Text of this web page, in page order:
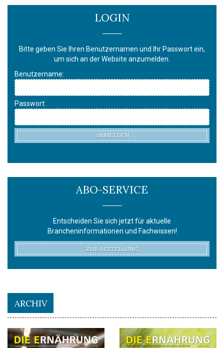
LOGIN
Bitte geben Sie Ihren Benutzernamen und Ihr Passwort ein,
um sich an der Website anzumelden.
Benutzername:
Passwort:
ANMELDEN
ABO-SERVICE
Entscheiden Sie sich jetzt für aktuelle
Brancheninformationen und Fachwissen!
ZUR BESTELLUNG
ARCHIV